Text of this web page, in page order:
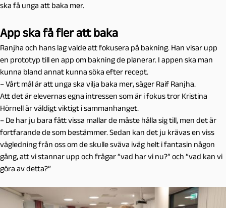
ska få unga att baka mer.
App ska få fler att baka
Ranjha och hans lag valde att fokusera på bakning. Han visar upp
en prototyp till en app om bakning de planerar. I appen ska man
kunna bland annat kunna söka efter recept.
– Vårt mål är att unga ska vilja baka mer, säger Raif Ranjha.
Att det är elevernas egna intressen som är i fokus tror Kristina
Hörnell är väldigt viktigt i sammanhanget.
– De har ju bara fått vissa mallar de måste hålla sig till, men det är
fortfarande de som bestämmer. Sedan kan det ju krävas en viss
vägledning från oss om de skulle sväva iväg helt i fantasin någon
gång, att vi stannar upp och frågar “vad har vi nu?” och “vad kan vi
göra av detta?”